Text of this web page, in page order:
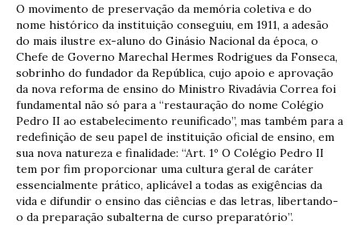
O movimento de preservação da memória coletiva e do
nome histórico da instituição conseguiu, em 1911, a adesão
do mais ilustre ex-aluno do Ginásio Nacional da época, o
Chefe de Governo Marechal Hermes Rodrigues da Fonseca,
sobrinho do fundador da República, cujo apoio e aprovação
da nova reforma de ensino do Ministro Rivadávia Correa foi
fundamental não só para a “restauração do nome Colégio
Pedro II ao estabelecimento reunificado”, mas também para a
redefinição de seu papel de instituição oficial de ensino, em
sua nova natureza e finalidade: “Art. 1º O Colégio Pedro II
tem por fim proporcionar uma cultura geral de caráter
essencialmente prático, aplicável a todas as exigências da
vida e difundir o ensino das ciências e das letras, libertando-
o da preparação subalterna de curso preparatório”.